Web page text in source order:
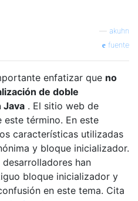
akuhn
fuente
enfatizar que no
de doble
Java . El sitio web de
este término. En este
características utilizadas
y bloque inicializador.
desarrolladores han
bloque inicializador y
en este tema. Cita